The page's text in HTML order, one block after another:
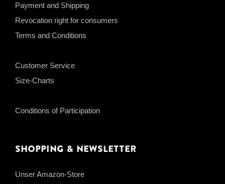
Payment and Shipping
Revocation right for consumers
Terms and Conditions
Customer Service
Size-Charts
Conditions of Participation
Shopping & Newsletter
Unser Amazon-Store